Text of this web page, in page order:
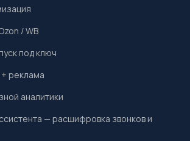
/ WB
под ключ
реклама
аналитики
— расшифровка звонков и